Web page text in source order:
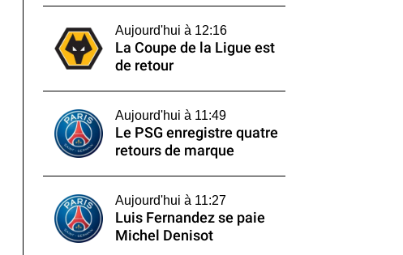
Aujourd'hui à 12:16
La Coupe de la Ligue est
de retour
Aujourd'hui à 11:49
Le PSG enregistre quatre
retours de marque
Aujourd'hui à 11:27
Luis Fernandez se paie
Michel Denisot